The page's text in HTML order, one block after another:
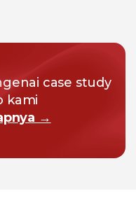
case study
kami
→